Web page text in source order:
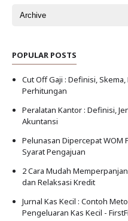
POPULAR POSTS
Cut Off Gaji : Definisi,
Perhitungan
Peralatan Kantor : Definisi,
Akuntansi
Pelunasan Dipercepat WOM
Syarat Pengajuan
2 Cara Mudah
dan Relaksasi Kredit
Jurnal Kas Kecil : Contoh
Pengeluaran Kas Kecil -